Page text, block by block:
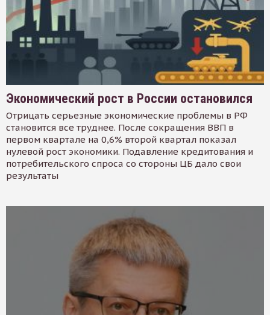
Экономический рост в России остановился
Отрицать серьезные экономические проблемы в РФ
становится все труднее. После сокращения ВВП в
первом квартале на 0,6% второй квартал показал
нулевой рост экономики. Подавление кредитования и
потребительского спроса со стороны ЦБ дало свои
результаты